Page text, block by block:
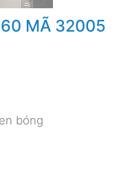
MÃ 32005
bóng